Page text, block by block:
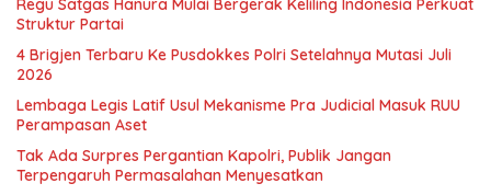
Regu Satgas Hanura Mulai Bergerak Keliling Indonesia Perkuat
Struktur Partai
4 Brigjen Terbaru Ke Pusdokkes Polri Setelahnya Mutasi Juli
2026
Lembaga Legis Latif Usul Mekanisme Pra Judicial Masuk RUU
Perampasan Aset
Tak Ada Surpres Pergantian Kapolri, Publik Jangan
Terpengaruh Permasalahan Menyesatkan